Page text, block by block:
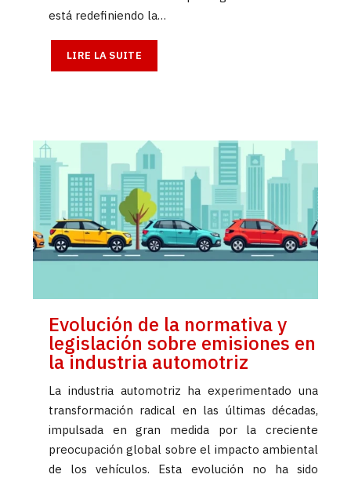
está redefiniendo la…
LIRE LA SUITE
Evolución de la normativa y
legislación sobre emisiones en
la industria automotriz
La industria automotriz ha experimentado una
transformación radical en las últimas décadas,
impulsada en gran medida por la creciente
preocupación global sobre el impacto ambiental
de los vehículos. Esta evolución no ha sido